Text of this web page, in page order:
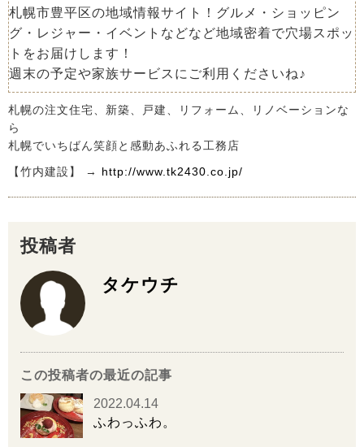
札幌市豊平区の地域情報サイト！グルメ・ショッピン
グ・レジャー・イベントなどなど地域密着で穴場スポッ
トをお届けします！
週末の予定や家族サービスにご利用くださいね♪
札幌の注文住宅、新築、戸建、リフォーム、リノベーションな
ら
札幌でいちばん笑顔と感動あふれる工務店
【竹内建設】 → http://www.tk2430.co.jp/
投稿者
タケウチ
この投稿者の最近の記事
2022.04.14
ふわっふわ。